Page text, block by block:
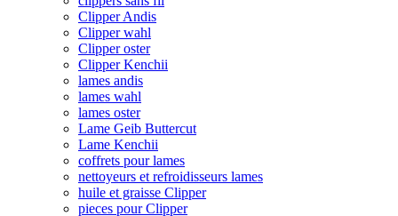
Clipper Andis
Clipper wahl
Clipper oster
Clipper Kenchii
lames andis
lames wahl
lames oster
Lame Geib Buttercut
Lame Kenchii
coffrets pour lames
nettoyeurs et refroidisseurs lames
huile et graisse Clipper
pieces pour Clipper